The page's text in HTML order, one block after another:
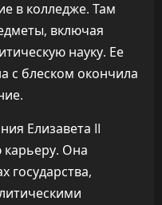
в колледже. Там
включая
науку. Ее
с блеском окончила
Елизавета II
карьеру. Она
государства,